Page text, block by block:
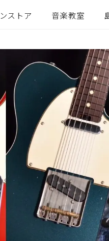
ストア 音楽教室